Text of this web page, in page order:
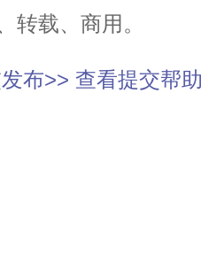
转载、商用。
布>> 查看提交帮